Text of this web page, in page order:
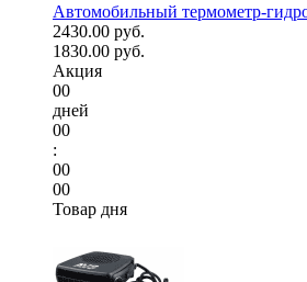
Автомобильный термометр-
2430.00 руб.
1830.00 руб.
Акция
00
дней
00
:
00
00
Товар дня